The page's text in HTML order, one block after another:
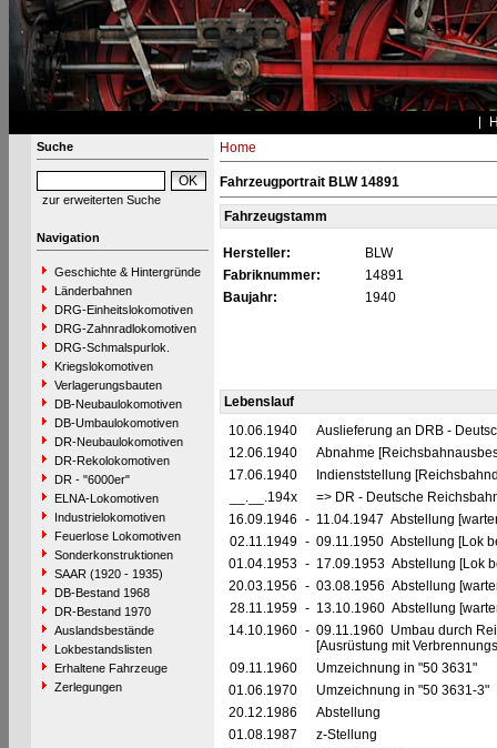
Suche
zur erweiterten Suche
Navigation
Geschichte & Hintergründe
Länderbahnen
DRG-Einheitslokomotiven
DRG-Zahnradlokomotiven
DRG-Schmalspurlok.
Kriegslokomotiven
Verlagerungsbauten
DB-Neubaulokomotiven
DB-Umbaulokomotiven
DR-Neubaulokomotiven
DR-Rekolokomotiven
DR - "6000er"
ELNA-Lokomotiven
Industrielokomotiven
Feuerlose Lokomotiven
Sonderkonstruktionen
SAAR (1920 - 1935)
DB-Bestand 1968
DR-Bestand 1970
Auslandsbestände
Lokbestandslisten
Erhaltene Fahrzeuge
Zerlegungen
Home
Fahrzeugportrait BLW 14891
Fahrzeugstamm
Hersteller:
BLW
Fabriknummer:
14891
Baujahr:
1940
Lebenslauf
10.06.1940
Auslieferung an DRB -
12.06.1940
Abnahme
17.06.1940
Indienststellung
__.__.194x
=> DR - Deutsche
16.09.1946 - 11.04.1947 Abstellung
02.11.1949 - 09.11.1950 Abstellung [Lok
01.04.1953 - 17.09.1953 Abstellung [Lok
20.03.1956 - 03.08.1956 Abstellung
28.11.1959 - 13.10.1960 Abstellung
14.10.1960 - 09.11.1960 Umbau durch
[Ausrüstung mit
09.11.1960
Umzeichnung in "50 3631"
01.06.1970
Umzeichnung in "50 3631-3"
20.12.1986
Abstellung
01.08.1987
z-Stellung